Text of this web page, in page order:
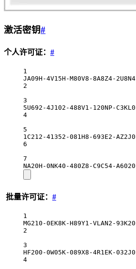
激活密钥#
个人许可证： #
1
JA09H-4V15H-M80V8-8A8Z4-2U8N4
2
3
5U692-4J102-488V1-120NP-C3KL0
4
5
1C212-41352-081H8-693E2-AZ2J0
6
7
NA20H-0NK40-480Z8-C9C54-A6020
批量许可证： #
1
MG210-0EK8K-H89Y1-VLAN2-93K20
2
3
HF200-0W05K-089X8-4R1EK-032J0
4